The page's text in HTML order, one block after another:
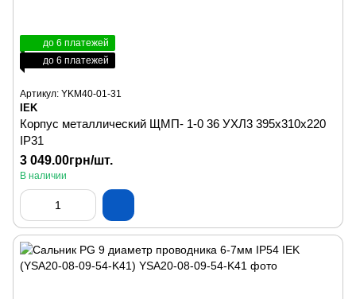
до 6 платежей
до 6 платежей
Артикул: YKM40-01-31
IEK
Корпус металлический ЩМП- 1-0 36 УХЛ3 395х310х220
IP31
3 049.00грн/шт.
В наличии